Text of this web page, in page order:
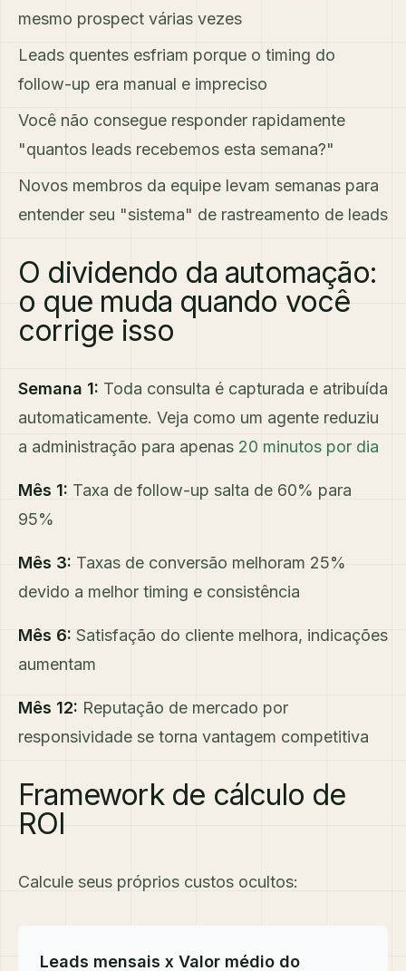
mesmo prospect várias vezes
Leads quentes esfriam porque o timing do
follow-up era manual e impreciso
Você não consegue responder rapidamente
"quantos leads recebemos esta semana?"
Novos membros da equipe levam semanas para
entender seu "sistema" de rastreamento de leads
O dividendo da automação:
o que muda quando você
corrige isso
Semana 1: Toda consulta é capturada e atribuída
automaticamente. Veja como um agente reduziu
a administração para apenas 20 minutos por dia
Mês 1: Taxa de follow-up salta de 60% para
95%
Mês 3: Taxas de conversão melhoram 25%
devido a melhor timing e consistência
Mês 6: Satisfação do cliente melhora, indicações
aumentam
Mês 12: Reputação de mercado por
responsividade se torna vantagem competitiva
Framework de cálculo de
ROI
Calcule seus próprios custos ocultos:
Leads mensais x Valor médio do